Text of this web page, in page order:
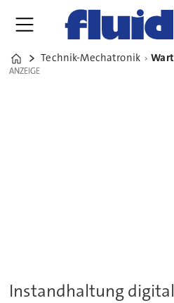
Home
Technik-Mechatronik
ANZEIGE
ANZEIGE
Instandhaltung digital